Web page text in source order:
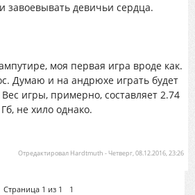
завоевывать девичьи сердца.
моя первая игра вроде как.
Думаю и на андрюхе играть будет
игры, примерно, составляет 2.74
Гб, не хило однако.
Отредактировал Hardtmuth -Четверг, 08.12.2016, 23:26
Страница 1 из 1 1